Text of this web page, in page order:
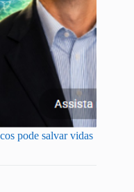
pode salvar vidas